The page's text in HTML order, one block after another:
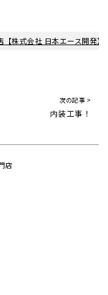
株式会社 日本エース開発】
次の記事 >
内装工事！
店